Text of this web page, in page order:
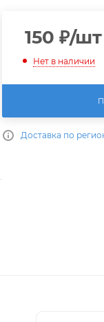
150 ₽/шт
Нет в наличии
Доставка по